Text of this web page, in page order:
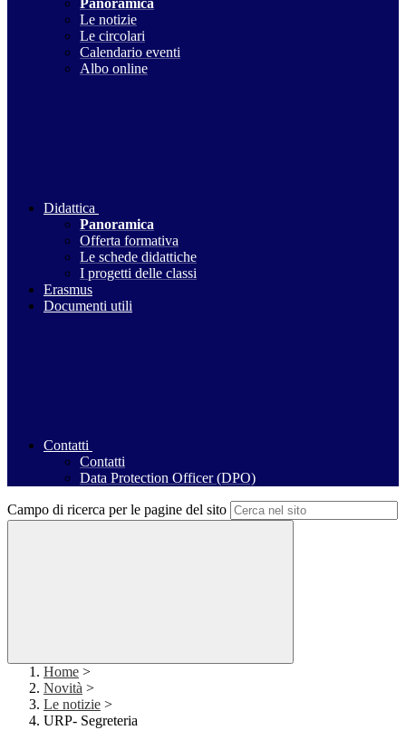
Panoramica
Le notizie
Le circolari
Calendario eventi
Albo online
Didattica
Panoramica
Offerta formativa
Le schede didattiche
I progetti delle classi
Erasmus
Documenti utili
Contatti
Contatti
Data Protection Officer (DPO)
Campo di ricerca per le pagine del sito
Home >
Novità >
Le notizie >
URP- Segreteria